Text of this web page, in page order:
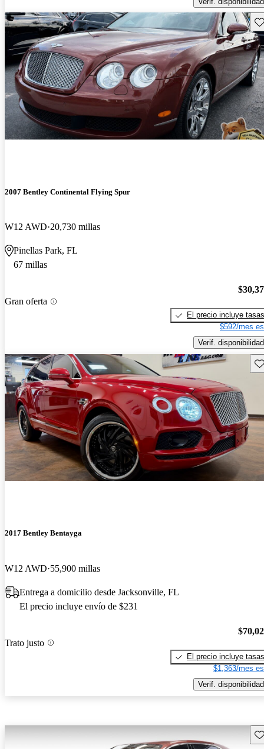
2007 Bentley Continental Flying Spur
W12 AWD 20,730 millas
Pinellas Park, FL
67 millas
Gran oferta
El precio incluye tasas
$592/mes
Verif. disponibilidad
2017 Bentley Bentayga
W12 AWD 55,900 millas
Entrega a domicilio desde Jacksonville, FL
El precio incluye envío de $231
Trato justo
El precio incluye tasas
$1,363/mes
Verif. disponibilidad